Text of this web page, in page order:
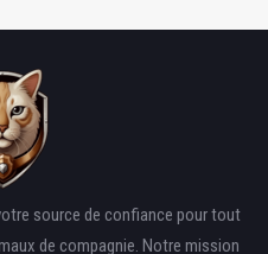
source de confiance pour tout
de compagnie. Notre mission